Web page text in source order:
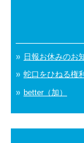
日報お休みのお
蛇口をひねる権
better（加）